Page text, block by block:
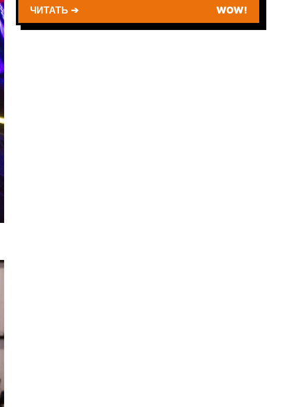
ЧИТАТЬ ➔ WOW!